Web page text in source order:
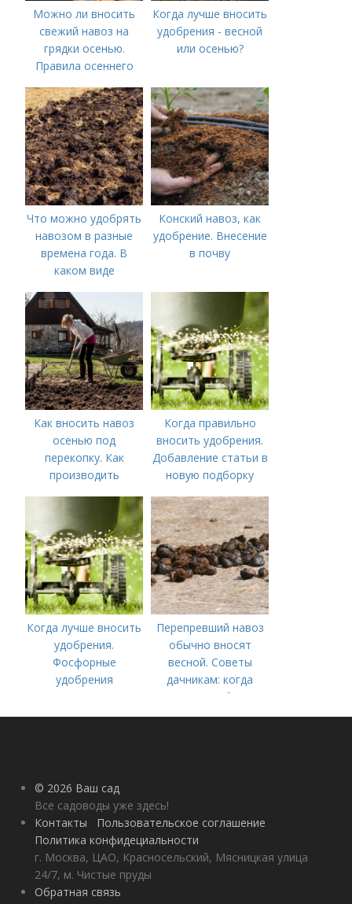
Можно ли вносить
свежий навоз на
грядки осенью.
Правила осеннего
Когда лучше вносить
удобрения - весной
или осенью?
Что можно удобрять
навозом в разные
времена года. В
каком виде
Конский навоз, как
удобрение. Внесение
в почву
Как вносить навоз
осенью под
перекопку. Как
производить
Когда правильно
вносить удобрения.
Добавление статьи в
новую подборку
Когда лучше вносить
удобрения.
Фосфорные
удобрения
Перепревший навоз
обычно вносят
весной. Советы
дачникам: когда
вносить удобрение
— весной или осенью
© 2026 Ваш сад
Все садоводы уже здесь!
Контакты
Пользовательское соглашение
Политика конфидециальности
г. Москва, ЦАО, Красносельский, Мясницкая улица
24/7, м. Чистые пруды
Обратная связь